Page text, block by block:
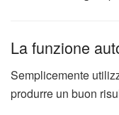
La funzione
Semplicemente
produrre un buon